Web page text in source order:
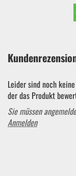
Leider sind noch
der das Produkt
Sie müssen
Anmelden